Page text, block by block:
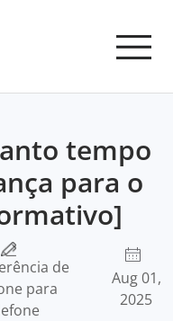
tempo
para o
de
para
Aug 01,
2025